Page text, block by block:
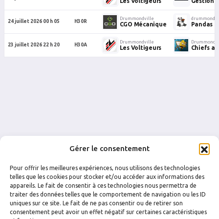
Gérer le consentement
Pour offrir les meilleures expériences, nous utilisons des technologies
telles que les cookies pour stocker et/ou accéder aux informations des
appareils. Le fait de consentir à ces technologies nous permettra de
traiter des données telles que le comportement de navigation ou les ID
uniques sur ce site. Le fait de ne pas consentir ou de retirer son
consentement peut avoir un effet négatif sur certaines caractéristiques
24 juillet 2026 00 h 05 H30R
Drummondville
CGO Mécanique Pandas
23 juillet 2026 22 h 20 H30A
Drummondville
Les Voltigeurs Chiefs
FACEBOOK INSTAGRAM